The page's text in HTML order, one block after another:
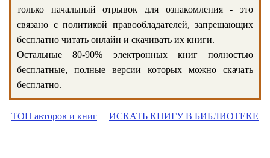
только начальный отрывок для ознакомления - это
связано с политикой правообладателей, запрещающих
бесплатно читать онлайн и скачивать их книги.
Остальные 80-90% электронных книг полностью
бесплатные, полные версии которых можно скачать
бесплатно.
ТОП авторов и книг ИСКАТЬ КНИГУ В БИБЛИОТЕКЕ